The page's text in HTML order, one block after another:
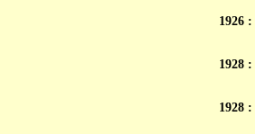
1926 :
1928 :
1928 :